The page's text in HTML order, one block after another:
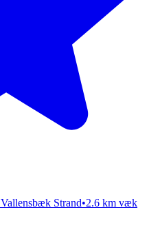
Vallensbæk Strand•2.6 km væk